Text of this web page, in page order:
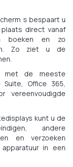
s bespaart u
direct vanaf
boeken en zo
Zo ziet u de
met de meeste
Suite, Office 365,
vereenvoudigde
kunt u de
andere
en verzoeken
in een